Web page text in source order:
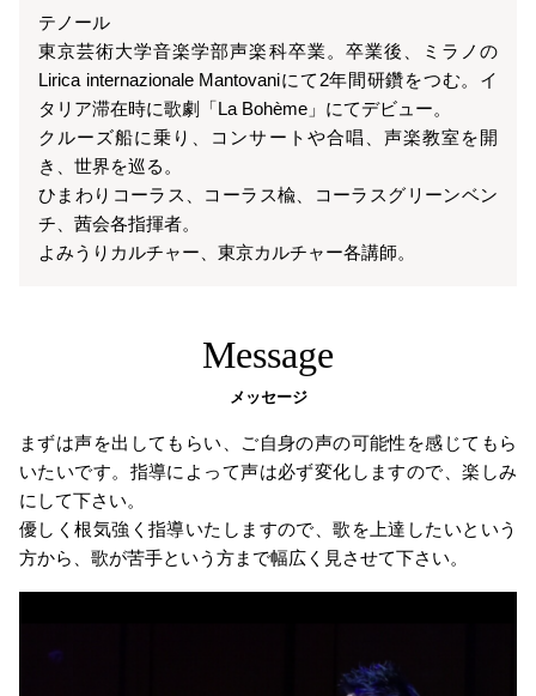
テノール
東京芸術大学音楽学部声楽科卒業。卒業後、ミラノの
Lirica internazionale Mantovaniにて2年間研鑽をつむ。イ
タリア滞在時に歌劇「La Bohème」にてデビュー。
クルーズ船に乗り、コンサートや合唱、声楽教室を開
き、世界を巡る。
ひまわりコーラス、コーラス楡、コーラスグリーンベン
チ、茜会各指揮者。
よみうりカルチャー、東京カルチャー各講師。
Message
メッセージ
まずは声を出してもらい、ご自身の声の可能性を感じてもら
いたいです。指導によって声は必ず変化しますので、楽しみ
にして下さい。
優しく根気強く指導いたしますので、歌を上達したいという
方から、歌が苦手という方まで幅広く見させて下さい。